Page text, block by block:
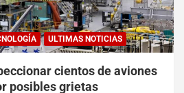
ULTIMAS NOTICIAS
cientos de aviones
posibles grietas